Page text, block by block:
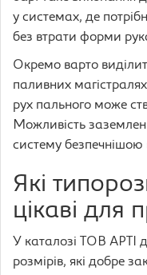
у системах, де
без втрати форми
Окремо варто
паливних
рух пального може
Можливість
систему безпечнішою
Які
цікаві для
У каталозі ТОВ АРТІ
розмірів, які добре